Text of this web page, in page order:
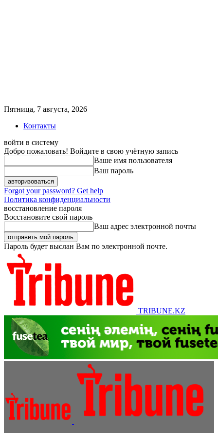
Пятница, 7 августа, 2026
Контакты
войти в систему
Добро пожаловать! Войдите в свою учётную запись
Ваше имя пользователя
Ваш пароль
Forgot your password? Get help
Политика конфиденциальности
восстановление пароля
Восстановите свой пароль
Ваш адрес электронной почты
Пароль будет выслан Вам по электронной почте.
TRIBUNE.KZ